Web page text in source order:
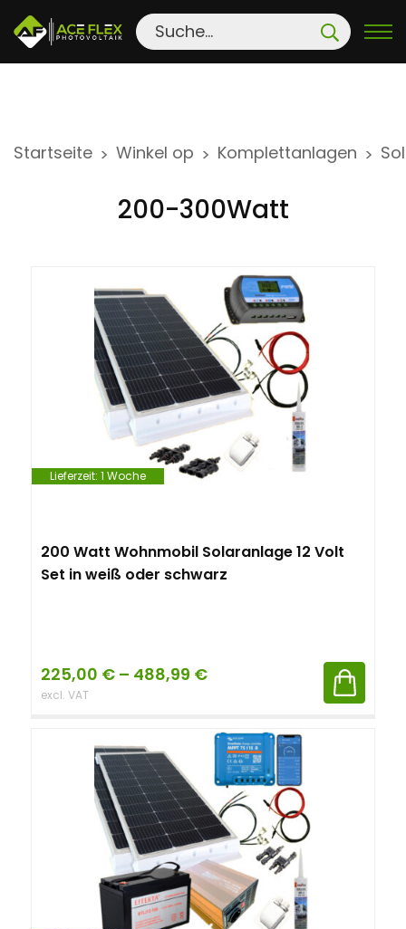
Startseite > Winkel op > Komplettanlagen >
200-300Watt
Lieferzeit: 1 Woche
200 Watt Wohnmobil Solaranlage 12 Volt
Set in weiß oder schwarz
225,00 € – 488,99 €
excl. VAT